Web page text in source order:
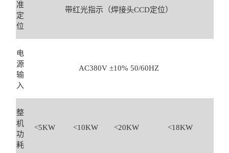
准
定
位
带红光指示（焊接头CCD定位）
电
源
输
入
AC380V ±10% 50/60HZ
整
机
功
耗
<5KW <10KW <20KW <18KW